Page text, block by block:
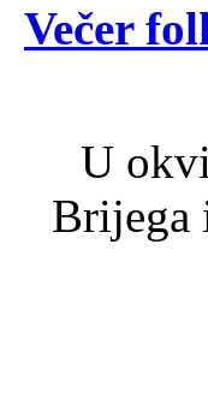
Večer
U
Brijega